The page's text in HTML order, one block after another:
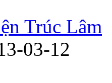
Trúc Lâm
03-12